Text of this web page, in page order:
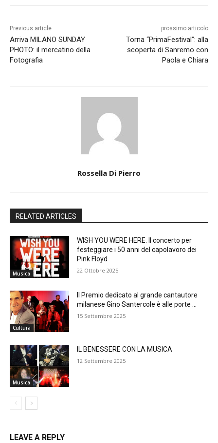
Previous article
Arriva MILANO SUNDAY
PHOTO: il mercatino della
Fotografia
prossimo articolo
Torna “PrimaFestival”: alla
scoperta di Sanremo con
Paola e Chiara
Rossella Di Pierro
RELATED ARTICLES
Musica
WISH YOU WERE HERE. Il concerto per
festeggiare i 50 anni del capolavoro dei
Pink Floyd
22 Ottobre 2025
Cultura
Il Premio dedicato al grande cantautore
milanese Gino Santercole è alle porte …
15 Settembre 2025
Musica
IL BENESSERE CON LA MUSICA
12 Settembre 2025
LEAVE A REPLY